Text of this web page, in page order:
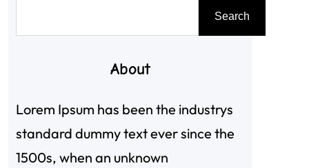
尋
Search
About
Lorem Ipsum has been the industrys
standard dummy text ever since the
1500s, when an unknown